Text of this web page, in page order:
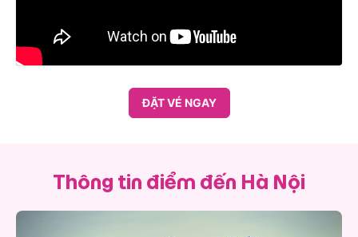
ĐẶT VÉ NGAY
Thông tin điểm đến Hà Nội